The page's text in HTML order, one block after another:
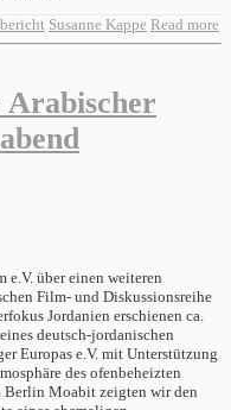
Susanne Kappe Read more
e.V. über einen weiteren
Film- und Diskussionsreihe
Jordanien erschienen ca.
deutsch-jordanischen
Europas e.V. mit Unterstützung
des ofenbeheizten
Moabit zeigten wir den